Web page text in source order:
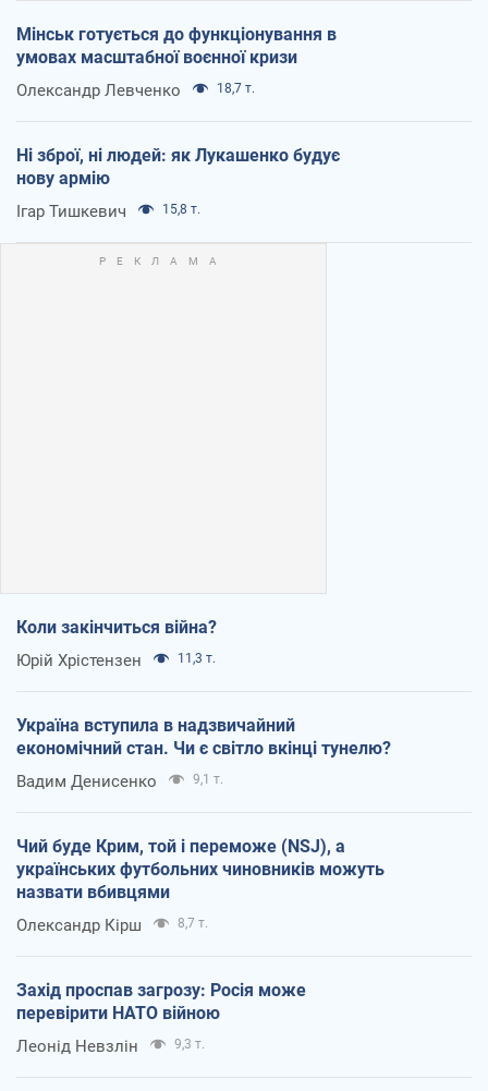
Мінськ готується до функціонування в
умовах масштабної воєнної кризи
Олександр Левченко 18,7 т.
Ні зброї, ні людей: як Лукашенко будує
нову армію
Ігар Тишкевич 15,8 т.
Коли закінчиться війна?
Юрій Хрістензен 11,3 т.
Україна вступила в надзвичайний
економічний стан. Чи є світло вкінці тунелю?
Вадим Денисенко 9,1 т.
Чий буде Крим, той і переможе (NSJ), а
українських футбольних чиновників можуть
назвати вбивцями
Олександр Кірш 8,7 т.
Захід проспав загрозу: Росія може
перевірити НАТО війною
Леонід Невзлін 9,3 т.